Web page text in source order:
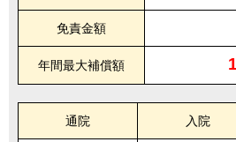
免責金額
年間最大補償額
通院 入院